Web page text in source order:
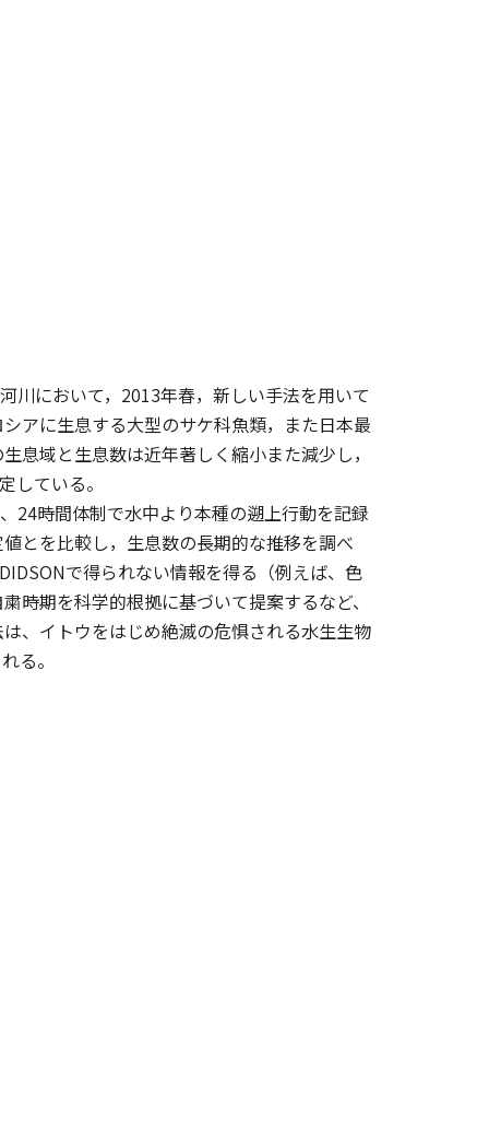
川において，2013年春，新しい手法を用いて
アに生息する大型のサケ科魚類，また日本最
息域と生息数は近年著しく縮小また減少し，
している。
時間体制で水中より本種の遡上行動を記録
とを比較し，生息数の長期的な推移を調べ
で得られない情報を得る（例えば、色
時期を科学的根拠に基づいて提案するなど、
、イトウをはじめ絶滅の危惧される水生生物
る。